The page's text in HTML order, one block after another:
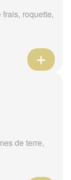
roquette,
de terre,